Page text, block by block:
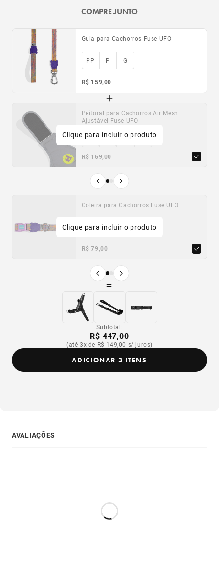
COMPRE JUNTO
Guia para Cachorros Fuse UFO
PP P G
R$ 159,00
Peitoral para Cachorros Air Mesh
Ajustável Fuse UFO
PP P M G
R$ 169,00
Peitoral para Cachorros H Fuse UFO
PP P M G
R$ 149,00
Clique para incluir o produto
Produto anterior
Próximo produto
Coleira para Cachorros Fuse UFO
PP P M G
R$ 79,00
Porta-Saquinhos Higiênicos
Único
R$ 54,90
Clique para incluir o produto
Produto anterior
Próximo produto
=
Subtotal:
R$ 447,00
(até 3x de R$ 149,00 s/ juros)
ADICIONAR 3 ITENS
AVALIAÇÕES